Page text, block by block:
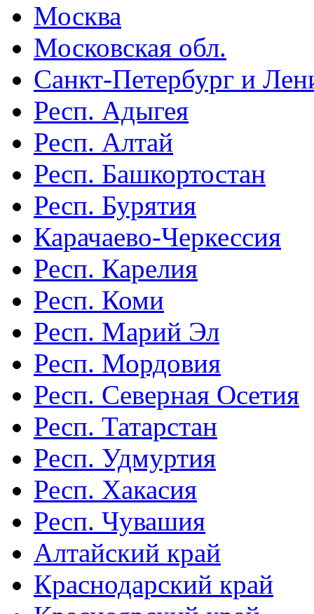
Москва
Московская обл.
Санкт-Петербург и
Респ. Адыгея
Респ. Алтай
Респ. Башкортостан
Респ. Бурятия
Карачаево-Черкессия
Респ. Карелия
Респ. Коми
Респ. Марий Эл
Респ. Мордовия
Респ. Северная Осетия
Респ. Татарстан
Респ. Удмуртия
Респ. Хакасия
Респ. Чувашия
Алтайский край
Краснодарский край